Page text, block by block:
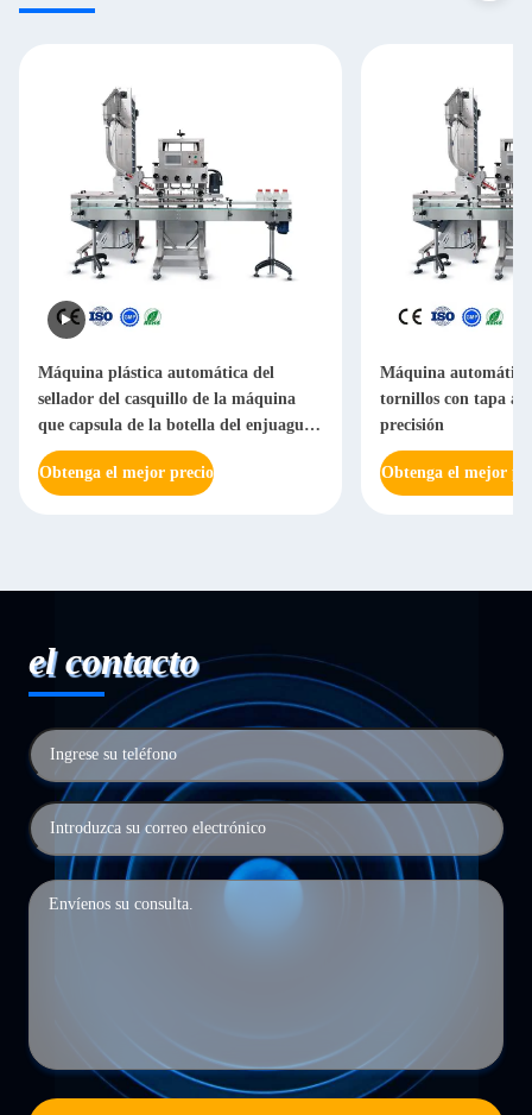
Máquina plástica automática del
sellador del casquillo de la máquina
que capsula de la botella del enjuague
bucal con control del PLC
Obtenga el mejor precio
Máquina
tornillos con tapa
precisión
Obtenga el mejor
el contacto